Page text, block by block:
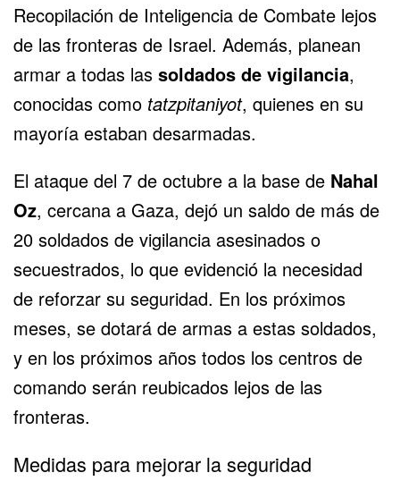
Recopilación de Inteligencia de Combate lejos
de las fronteras de Israel. Además, planean
armar a todas las soldados de vigilancia,
conocidas como tatzpitaniyot, quienes en su
mayoría estaban desarmadas.
El ataque del 7 de octubre a la base de Nahal
Oz, cercana a Gaza, dejó un saldo de más de
20 soldados de vigilancia asesinados o
secuestrados, lo que evidenció la necesidad
de reforzar su seguridad. En los próximos
meses, se dotará de armas a estas soldados,
y en los próximos años todos los centros de
comando serán reubicados lejos de las
fronteras.
Medidas para mejorar la seguridad